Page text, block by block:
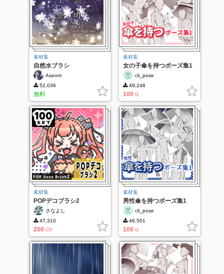
素材集
自然水ブラシ
Aseom
52,036
無料
素材集
女の子傘を持つポーズ集1
cli_pose
49,246
100 G
素材集
POPデコブラシ2
さなよし
47,310
200 CP
素材集
男性傘を持つポーズ集1
cli_pose
46,501
100 G